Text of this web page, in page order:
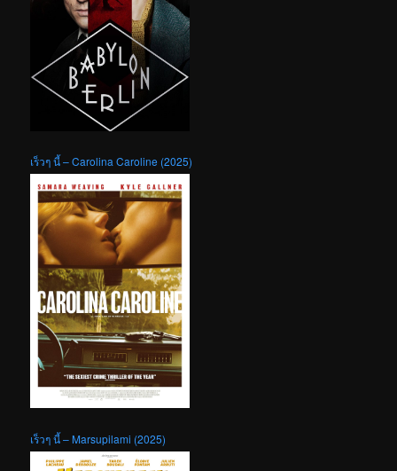
เร็วๆ นี้ – Carolina Caroline (2025)
เร็วๆ นี้ – Marsupilami (2025)